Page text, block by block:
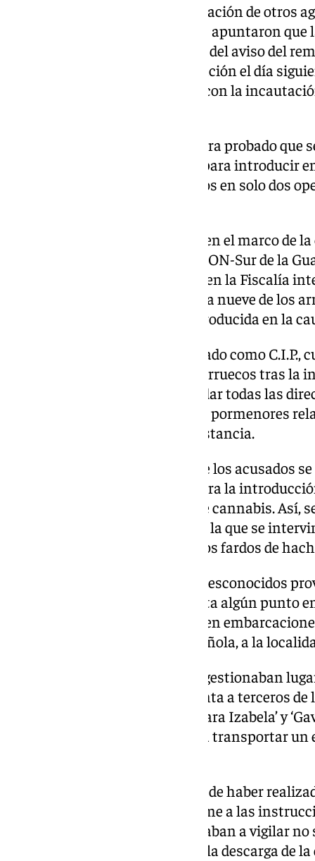
Así, el tribunal atendió la declaración de otros
participaron en el caso, quienes apuntaron
día 20 de octubre de 2021, a raíz del aviso del
Izabela’, toda vez que la información el día
operación policial, que finalizó con la
De otro lado, el tribunal considera probado que
emplearon sus propios barcos para introducir
hachís, hasta cerca de 1.250 kilos en solo dos
Las detenciones se produjeron en el marco de
agentes del ya extinto grupo OCON-Sur de la
una veintena de detenidos, si bien la Fiscalía
sobreseimiento provisional para nueve de los
libre para una persona más introducida en la
El supuesto ‘cabecilla’, identificado como
extradición dado que huyó a Marruecos tras la
como la persona encargada de dar todas las
efectuarse las operaciones y los pormenores
custodia y distribución de la sustancia.
La sentencia apunta que seis de los acusados
anteriores a octubre de 2020 para la
grandes cantidades de resina de cannabis.
una el 21 de octubre de 2020, en la que se
febrero del año siguiente, con dos fardos de
Tal sustancia era adquirida de desconocidos
posteriormente trasladada hasta algún punto
recepcionada por los acusados en
trasladadas hasta la costa española, a la
En esta localidad los acusados gestionaban
custodia de la sustancia y la venta a terceros
las embarcaciones de recreo ‘Mara Izabela’ y
acusados, con las que llegaron a transportar
Los implicados están acusados de haber
desembarco de la droga, conforme a las
otros miembros. Otros se dedicaban a vigilar
Civil en el momento de realizar la descarga de la